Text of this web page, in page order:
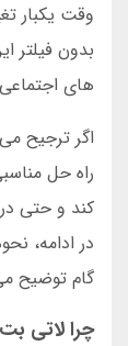
وقت یکبار
بدون فیلتر
های
اگر ترجیح
راه حل
کند و حتی
در ادامه،
گام توضیح
چرا لاتی